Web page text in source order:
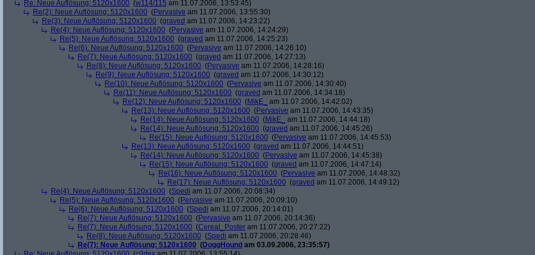
Re: Neue Auflösung: 5120x1600 (w114/115 am 11.07.2006, 13:53:45)
Re(2): Neue Auflösung: 5120x1600 (Pervasive am 11.07.2006, 13:55:30)
Re(3): Neue Auflösung: 5120x1600 (graved am 11.07.2006, 14:23:22)
Re(4): Neue Auflösung: 5120x1600 (Pervasive am 11.07.2006, 14:24:29)
Re(5): Neue Auflösung: 5120x1600 (graved am 11.07.2006, 14:25:23)
Re(6): Neue Auflösung: 5120x1600 (Pervasive am 11.07.2006, 14:26:10)
Re(7): Neue Auflösung: 5120x1600 (graved am 11.07.2006, 14:27:13)
Re(8): Neue Auflösung: 5120x1600 (Pervasive am 11.07.2006, 14:28:16)
Re(9): Neue Auflösung: 5120x1600 (graved am 11.07.2006, 14:30:12)
Re(10): Neue Auflösung: 5120x1600 (Pervasive am 11.07.2006, 14:30:40)
Re(11): Neue Auflösung: 5120x1600 (graved am 11.07.2006, 14:34:18)
Re(12): Neue Auflösung: 5120x1600 (MikE_
am 11.07.2006, 14:42:02)
Re(13): Neue Auflösung: 5120x1600 (Pervasive am 11.07.2006, 14:43:35)
Re(14): Neue Auflösung: 5120x1600 (MikE_
am 11.07.2006, 14:44:18)
Re(14): Neue Auflösung: 5120x1600 (graved am 11.07.2006, 14:45:26)
Re(15): Neue Auflösung: 5120x1600 (Pervasive am 11.07.2006, 14:45:53)
Re(13): Neue Auflösung: 5120x1600 (graved am 11.07.2006, 14:44:51)
Re(14): Neue Auflösung: 5120x1600 (Pervasive am 11.07.2006, 14:45:38)
Re(15): Neue Auflösung: 5120x1600 (graved am 11.07.2006, 14:47:14)
Re(16): Neue Auflösung: 5120x1600 (Pervasive am 11.07.2006, 14:48:32)
Re(17): Neue Auflösung: 5120x1600 (graved am 11.07.2006, 14:49:12)
Re(4): Neue Auflösung: 5120x1600 (Spedi am 11.07.2006, 20:08:34)
Re(5): Neue Auflösung: 5120x1600 (Pervasive am 11.07.2006, 20:09:10)
Re(6): Neue Auflösung: 5120x1600 (Spedi am 11.07.2006, 20:14:01)
Re(7): Neue Auflösung: 5120x1600 (Pervasive am 11.07.2006, 20:14:36)
Re(7): Neue Auflösung: 5120x1600 (Cereal_Poster am 11.07.2006, 20:27:22)
Re(8): Neue Auflösung: 5120x1600 (Spedi am 11.07.2006, 20:28:46)
Re(7): Neue Auflösung: 5120x1600 (DoggHound am 03.09.2006, 23:35:57)